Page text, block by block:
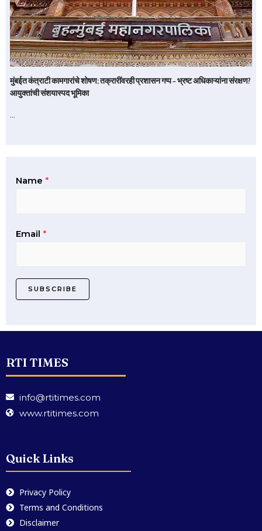
मुंबईत कंत्राटी कामगारांचे शोषण; तक्रारींवरही प्रशासन गप्प – भ्रष्ट अधिकाऱ्यांना संरक्षण?
आयुक्तांची संशयास्पद भूमिका
…
Name *
Email *
SUBSCRIBE
RTI TIMES
info@rtitimes.com
www.rtitimes.com
Quick Links
Privacy Policy
Terms and Conditions
Disclaimer